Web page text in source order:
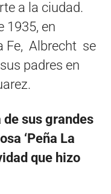
a la ciudad.
1935, en
Fe, Albrecht se
padres en
sus grandes
‘Peña La
que hizo